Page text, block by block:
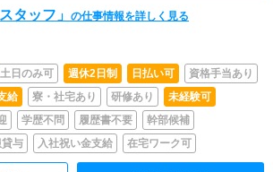
タッフ」 の仕事情報を詳しく見る
土日のみ可 週休2日制 日払い可
資格手当あり
給 寮・社宅あり 研修あり
未経験可
学歴不問 履歴書不要
幹部候補
与 入社祝い金支給 在宅ワーク可